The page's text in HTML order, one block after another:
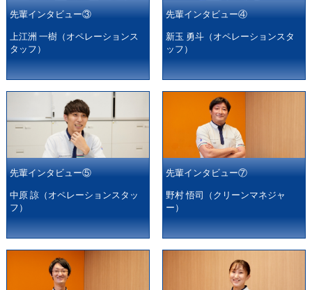
先輩インタビュー③
上江洲 一樹（オペレーションス
タッフ）
先輩インタビュー④
新玉 勇斗（オペレーションスタ
ッフ）
先輩インタビュー⑤
中原 諒（オペレーションスタッ
フ）
先輩インタビュー⑦
野村 悟司（クリーンマネジャ
ー）